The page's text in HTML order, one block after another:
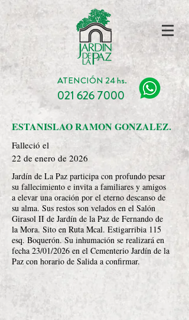
ATENCIÓN 24 hs.
021 626 7000
ESTANISLAO RAMON GONZALEZ.
Falleció el
22 de enero de 2026
Jardín de La Paz participa con profundo pesar
su fallecimiento e invita a familiares y amigos
a elevar una oración por el eterno descanso de
su alma. Sus restos son velados en el Salón
Girasol II de Jardín de la Paz de Fernando de
la Mora. Sito en Ruta Mcal. Estigarribia 115
esq. Boquerón. Su inhumación se realizará en
fecha 23/01/2026 en el Cementerio Jardín de la
Paz con horario de Salida a confirmar.